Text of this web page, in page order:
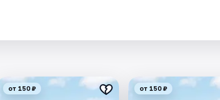
от 150 ₽ от 150 ₽